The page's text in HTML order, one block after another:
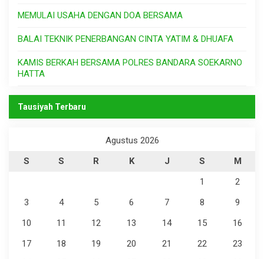
MEMULAI USAHA DENGAN DOA BERSAMA
BALAI TEKNIK PENERBANGAN CINTA YATIM & DHUAFA
KAMIS BERKAH BERSAMA POLRES BANDARA SOEKARNO
HATTA
Tausiyah Terbaru
Agustus 2026
S
S R K J S
M
1
2
3
4 5 6 7 8
9
10
11 12 13 14 15
16
17
18 19 20 21 22
23